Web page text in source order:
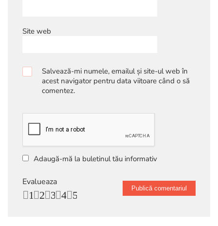
Site web
Salvează-mi numele, emailul și site-ul web în
acest navigator pentru data viitoare când o să
comentez.
Adaugă-mă la buletinul tău informativ
Evalueaza
5
4
3
2
1